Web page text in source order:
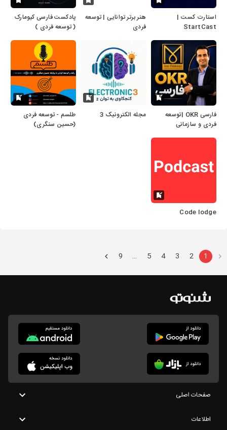
استارت کست |
StartCast
هنر برتر توانایی | توسعه
فردی
پادکست فارسی کیومارک
( توسعه فردی )
فارسی OKR |توسعه
فردی و سازمانی
مجله الکترونیک 3
طلسم - توسعه فردی
(حسین سنگری)
Code lodge
1
2
3
4
5
…
9
صفحات اصلی
اطلاعات